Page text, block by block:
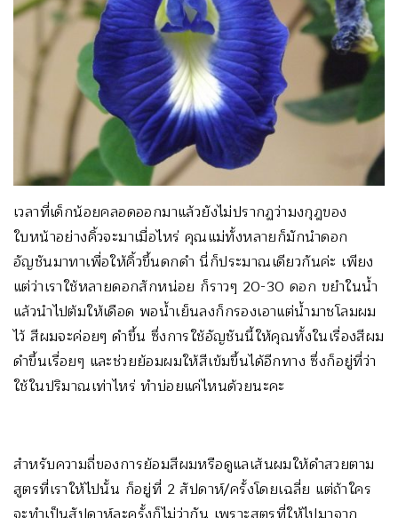
เวลาที่เด็กน้อยคลอดออกมาแล้วยังไม่ปรากฏว่ามงกุฎของ
ใบหน้าอย่างคิ้วจะมาเมื่อไหร่ คุณแม่ทั้งหลายก็มักนำดอก
อัญชันมาทาเพื่อให้คิ้วขึ้นดกดำ นี่ก็ประมาณเดียวกันค่ะ เพียง
แต่ว่าเราใช้หลายดอกสักหน่อย ก็ราวๆ 20-30 ดอก ขยำในน้ำ
แล้วนำไปต้มให้เดือด พอน้ำเย็นลงก็กรองเอาแต่น้ำมาชโลมผม
ไว้ สีผมจะค่อยๆ ดำขึ้น ซึ่งการใช้อัญชันนี้ให้คุณทั้งในเรื่องสีผม
ดำขึ้นเรื่อยๆ และช่วยย้อมผมให้สีเข้มขึ้นได้อีกทาง ซึ่งก็อยู่ที่ว่า
ใช้ในปริมาณเท่าไหร่ ทำบ่อยแค่ไหนด้วยนะคะ
สำหรับความถี่ของการย้อมสีผมหรือดูแลเส้นผมให้ดำสวยตาม
สูตรที่เราให้ไปนั้น ก็อยู่ที่ 2 สัปดาห์/ครั้งโดยเฉลี่ย แต่ถ้าใคร